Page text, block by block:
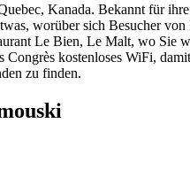
Kanada. Bekannt für
worüber sich Besucher
Le Bien, Le Malt, wo Sie
kostenloses WiFi,
zu finden.